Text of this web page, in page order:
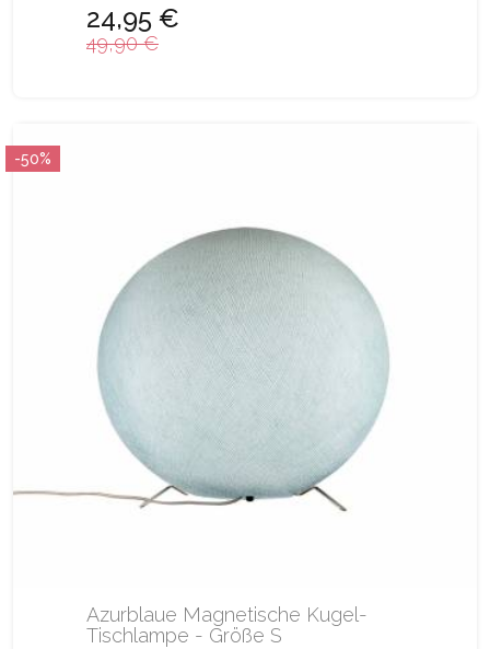
24,95 €
49,90 €
-50%
Azurblaue Magnetische Kugel-
Tischlampe - Größe S